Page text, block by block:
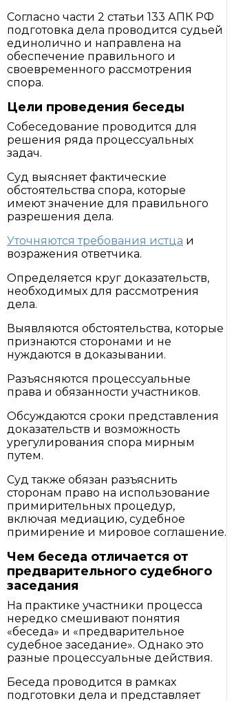
Согласно части 2 статьи 133 АПК РФ
подготовка дела проводится судьей
единолично и направлена на
обеспечение правильного и
своевременного рассмотрения
спора.
Цели проведения беседы
Собеседование проводится для
решения ряда процессуальных
задач.
Суд выясняет фактические
обстоятельства спора, которые
имеют значение для правильного
разрешения дела.
Уточняются требования истца и
возражения ответчика.
Определяется круг доказательств,
необходимых для рассмотрения
дела.
Выявляются обстоятельства, которые
признаются сторонами и не
нуждаются в доказывании.
Разъясняются процессуальные
права и обязанности участников.
Обсуждаются сроки представления
доказательств и возможность
урегулирования спора мирным
путем.
Суд также обязан разъяснить
сторонам право на использование
примирительных процедур,
включая медиацию, судебное
примирение и мировое соглашение.
Чем беседа отличается от
предварительного судебного
заседания
На практике участники процесса
нередко смешивают понятия
«беседа» и «предварительное
судебное заседание». Однако это
разные процессуальные действия.
Беседа проводится в рамках
подготовки дела и представляет